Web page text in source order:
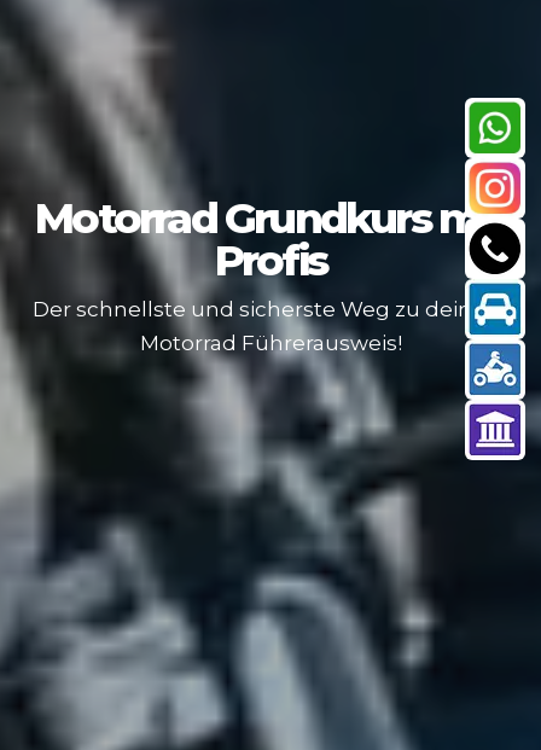
Motorrad Grundkursmit
Profis
Der schnellste und sicherste Weg zu deinem
Motorrad Führerausweis!